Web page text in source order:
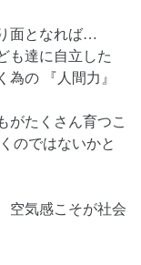
面となれば…
も達に自立した
為の 『人間力』
がたくさん育つこ
のではないかと
空気感こそが社会